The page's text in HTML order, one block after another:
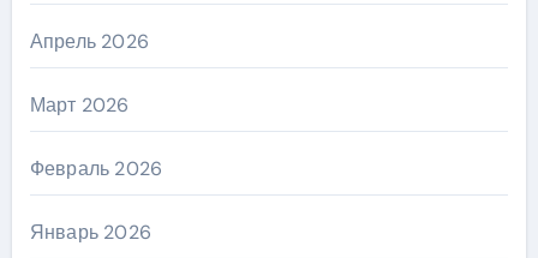
Апрель 2026
Март 2026
Февраль 2026
Январь 2026